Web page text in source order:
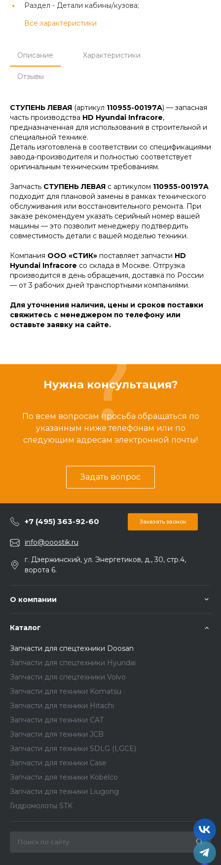
Раздел - Детали кабины/кузова;
Все характеристики
Описание Характеристики
Отзывы
СТУПЕНЬ ЛЕВАЯ (артикул 110955-00197A) — запасная
часть производства HD Hyundai Infracore,
предназначенная для использования в строительной и
специальной технике.
Деталь изготовлена в соответствии со спецификациями
завода-производителя и полностью соответствует
оригинальным техническим требованиям.
Запчасть СТУПЕНЬ ЛЕВАЯ с артикулом 110955-00197A
подходит для плановой замены в рамках технического
обслуживания или восстановительного ремонта. При
заказе рекомендуем указать серийный номер вашей
машины — это позволит менеджеру подтвердить
совместимость детали с вашей моделью техники.
Компания ООО «СТИК» поставляет запчасти HD
Hyundai Infracore со склада в Москве. Отгрузка
производится в день обращения, доставка по России
— от 3 рабочих дней транспортными компаниями.
Для уточнения наличия, цены и сроков поставки
свяжитесь с менеджером по телефону или
оставьте заявку на сайте.
Нужна консультация?
По всем вопросам просьба обращаться по
указанным ниже телефонам или по
следующим адресам электронной почты!
Задать вопрос
+7 (495) 363-92-60 Заказать звонок
info@ooostik.ru
г. Дзержинский, ул. Энергетиков, д., 30, стр.4,
ворота 6.
О компании
Каталог
Запчасти для спецтехники Doosan
Запчасти для спецтехники Hyundai
Запчасти для спецтехники Volvo
Запчасти для техники Komatsu
Запчасти для техники Hitachi
Запчасти для техники CAT
Запчасти для техники JCB
Запчасти для техники SDLG (LGCE)
Запчасти для техники Case
Запчасти для техники Kobelco
Запчасти для техники Liugong
Гидромолоты STK